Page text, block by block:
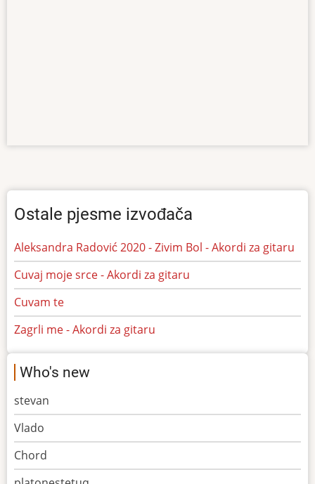
Ostale pjesme izvođača
Aleksandra Radović 2020 - Zivim Bol - Akordi za gitaru
Cuvaj moje srce - Akordi za gitaru
Cuvam te
Zagrli me - Akordi za gitaru
Who's new
stevan
Vlado
Chord